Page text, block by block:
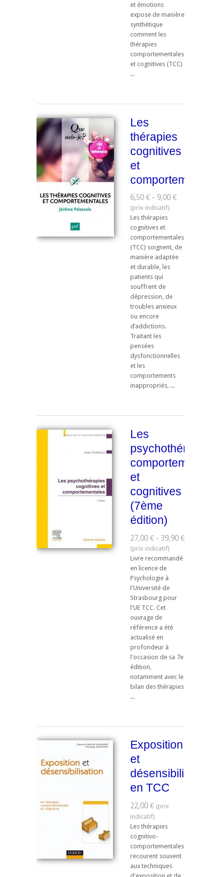
et émotions
expose de manière
synthétique
comment les
thérapies
comportementales
et cognitives (TCC)
...
Les
thérapies
cognitives
et
6,50 € - 9,00 €
Les thérapies
cognitives et
comportementales
(TCC) soignent, de
manière adaptée
et durable, les
patients qui
souffrent de
dépression, de
troubles anxieux
ou encore
d’addictions.
Traitant les
pensées
dysfonctionnelles
et les
comportements
inappropriés, ...
Les
psychothérapies
et
cognitives
(7ème
édition)
27,00 € - 39,90 €
Livre recommandé
en licence de
Psychologie à
l'Université de
Strasbourg pour
l'UE TCC. ​Cet
ouvrage de
référence a été
actualisé en
profondeur à
l'occasion de sa 7e
édition,
notamment avec le
bilan des thérapies
...
Exposition
et
désensibilisation
en TCC
22,00 €
Les thérapies
cognitivo-
comportementales
recourent souvent
aux techniques